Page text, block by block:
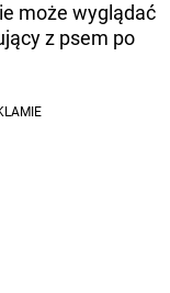
może wyglądać
z psem po